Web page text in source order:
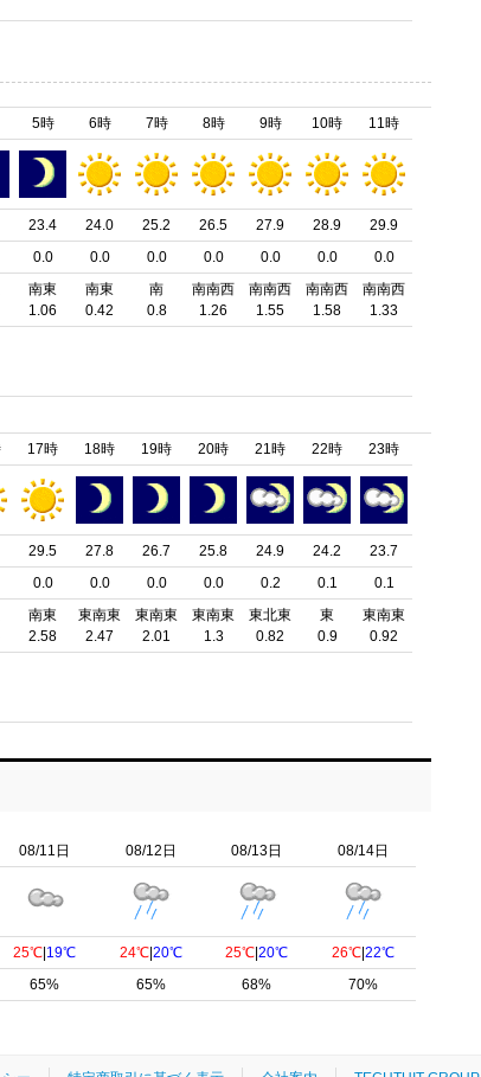
5時
23.4
0.0
南東
1.06
6時
24.0
0.0
南東
0.42
7時
25.2
0.0
南
0.8
8時
26.5
0.0
南南西
1.26
9時
27.9
0.0
南南西
1.55
10時
28.9
0.0
南南西
1.58
11時
29.9
0.0
南南西
1.33
17時
29.5
0.0
南東
2.58
18時
27.8
0.0
東南東
2.47
19時
26.7
0.0
東南東
2.01
20時
25.8
0.0
東南東
1.3
21時
24.9
0.2
東北東
0.82
22時
24.2
0.1
東
0.9
23時
23.7
0.1
東南東
0.92
08/11日
25℃ 19℃
65%
08/12日
24℃| 20℃
65%
08/13日
25℃ |20℃
68%
08/14日
26℃| 22℃
70%